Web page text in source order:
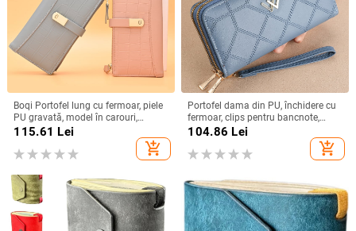
Boqi Portofel lung cu fermoar, piele
PU gravată, model în carouri,
fermoar dublu, cataramă
magnetică, căptușeală din poliester
115.61 Lei
add_shopping_cart
Portofel dama din PU, închidere cu
fermoar, clips pentru bancnote,
compartimente multiple, model
104.86 Lei
add_shopping_cart